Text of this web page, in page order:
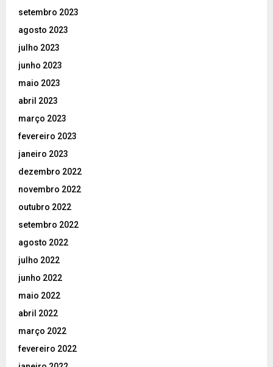
setembro 2023
agosto 2023
julho 2023
junho 2023
maio 2023
abril 2023
março 2023
fevereiro 2023
janeiro 2023
dezembro 2022
novembro 2022
outubro 2022
setembro 2022
agosto 2022
julho 2022
junho 2022
maio 2022
abril 2022
março 2022
fevereiro 2022